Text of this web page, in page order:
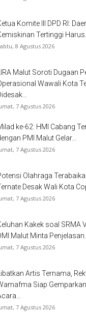
Komite III DPD RI:
Tertinggi
8 Agustus 2026
Malut Soroti Dugaan
Wawali Kota
7 Agustus 2026
ke-62: HMI Cabang
PMI Malut Gelar...
7 Agustus 2026
Olahraga
Desak Wali Kota
7 Agustus 2026
Kakek soal SRMA
Malut Minta
7 Agustus 2026
Artis Ternama,
Siap
7 Agustus 2026